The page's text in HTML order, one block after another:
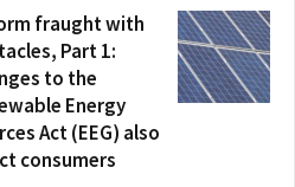
fraught with
Part 1:
to the
Energy
Act (EEG) also
consumers